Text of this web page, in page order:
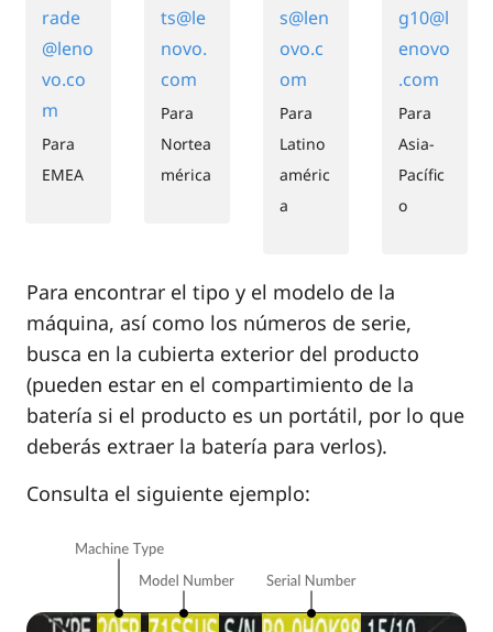
rade
@leno
vo.co
m
Para
EMEA
ts@le
novo.
com
Para
Nortea
mérica
s@len
ovo.c
om
Para
Latino
améric
a
g10@l
enovo
.com
Para
Asia-
Pacífic
o
Para encontrar el tipo y el modelo de la
máquina, así como los números de serie,
busca en la cubierta exterior del producto
(pueden estar en el compartimiento de la
batería si el producto es un portátil, por lo que
deberás extraer la batería para verlos).
Consulta el siguiente ejemplo: